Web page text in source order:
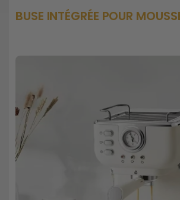
BUSE INTÉGRÉE POUR